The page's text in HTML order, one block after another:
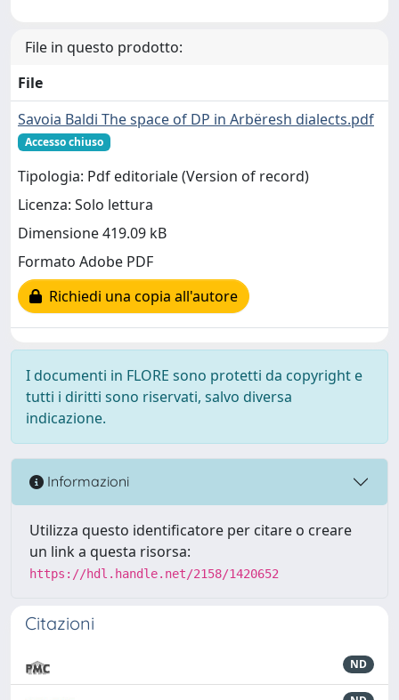
File in questo prodotto:
File
Savoia Baldi The space of DP in Arbëresh dialects.pdf
Accesso chiuso
Tipologia: Pdf editoriale (Version of record)
Licenza: Solo lettura
Dimensione 419.09 kB
Formato Adobe PDF
Richiedi una copia all'autore
I documenti in FLORE sono protetti da copyright e
tutti i diritti sono riservati, salvo diversa
indicazione.
Informazioni
Utilizza questo identificatore per citare o creare
un link a questa risorsa:
https://hdl.handle.net/2158/1420652
Citazioni
ND